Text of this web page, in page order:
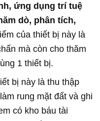
ứng dụng trí tuệ
dò, phân tích,
của thiết bị này là
mà còn cho thăm
1 thiết bị.
bị này là thu thập
rung mặt đất và ghi
có kho báu tài